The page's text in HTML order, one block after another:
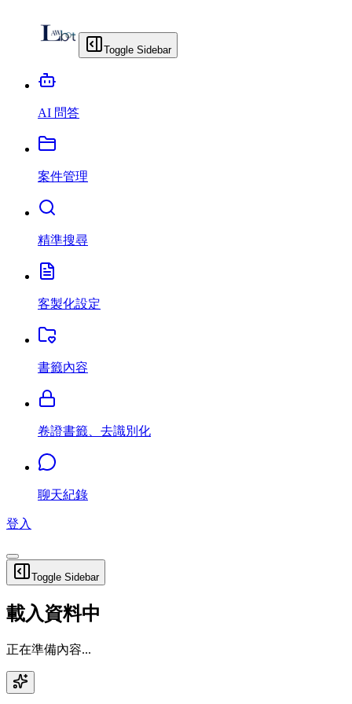
Toggle Sidebar
AI 問答
案件管理
精準搜尋
客製化設定
書籤內容
卷證書籤、去識別化
聊天紀錄
登入
Toggle Sidebar
載入資料中
正在準備內容...